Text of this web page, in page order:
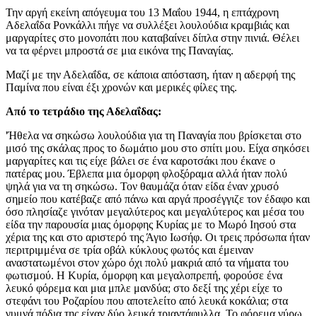
Την αργή εκείνη απόγευμα του 13 Μαΐου 1944, η επτάχρονη
Αδελαΐδα Ρονκάλλι πήγε να συλλέξει λουλούδια κραμβιάς και
μαργαρίτες στο μονοπάτι που καταβαίνει δίπλα στην πινιά. Θέλει
να τα φέρνει μπροστά σε μια εικόνα της Παναγίας.
Μαζί με την Αδελαΐδα, σε κάποια απόσταση, ήταν η αδερφή της
Παμίνα που είναι έξι χρονών και μερικές φίλες της.
Από το τετράδιο της Αδελαΐδας:
'Ήθελα να σηκώσω λουλούδια για τη Παναγία που βρίσκεται στο
μισό της σκάλας προς το δωμάτιο μου στο σπίτι μου. Είχα σηκόσει
μαργαρίτες και τις είχε βάλει σε ένα καροτσάκι που έκανε ο
πατέρας μου. Έβλεπα μια όμορφη φλοξόραμα αλλά ήταν πολύ
ψηλά για να τη σηκώσω. Τον θαυμάζα όταν είδα έναν χρυσό
σημείο που κατέβαζε από πάνω και αργά προσέγγιζε τον έδαφο και
όσο πλησίαζε γινόταν μεγαλύτερος και μεγαλύτερος και μέσα του
είδα την παρουσία μιας όμορφης Κυρίας με το Μωρό Ιησού στα
χέρια της και στο αριστερό της Άγιο Ιωσήφ. Οι τρεις πρόσωπα ήταν
περιτριμμένα σε τρία οβάλ κύκλους φωτός και έμειναν
αναστατωμένοι στον χώρο όχι πολύ μακριά από τα νήματα του
φωτισμού. Η Κυρία, όμορφη και μεγαλοπρεπή, φορούσε ένα
λευκό φόρεμα και μια μπλε μανδύα; στο δεξί της χέρι είχε το
στεφάνι του Ροζαρίου που αποτελείτο από λευκά κοκάλια; στα
γυμνά πόδια της είχαν δύο λευκά τριαντάφυλλα. Το φόρεμα γύρω